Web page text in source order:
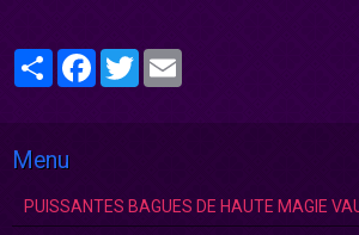
PartagerFacebook
Twitter
Menu
PUISSANTES BAGUES DE HAUTE MAGIE